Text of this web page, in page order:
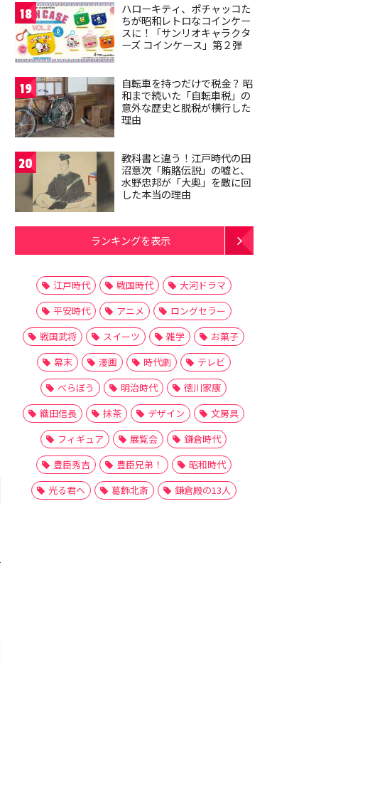
18
ハローキティ、ポチャッコた
ちが昭和レトロなコインケー
スに！「サンリオキャラクタ
ーズ コインケース」第２弾
19
自転車を持つだけで税金？ 昭
和まで続いた「自転車税」の
意外な歴史と脱税が横行した
理由
20
教科書と違う！江戸時代の田
沼意次「賄賂伝説」の嘘と、
水野忠邦が「大奥」を敵に回
した本当の理由
ランキングを表示
江戸時代 戦国時代
大河ドラマ
平安時代
アニメ
ロングセラー
戦国武将
スイーツ 雑学
お菓子
幕末
漫画 時代劇
テレビ
べらぼう
明治時代
徳川家康
織田信長
抹茶 デザイン
文房具
フィギュア
展覧会
鎌倉時代
豊臣秀吉
豊臣兄弟！
昭和時代
光る君へ
葛飾北斎 鎌倉殿の13人